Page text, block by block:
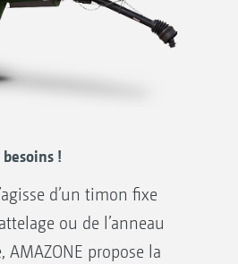
!
d’un timon fixe
ou de l’anneau
AMAZONE propose la